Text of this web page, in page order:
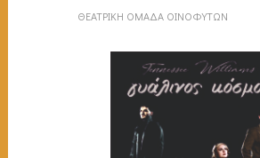
ΘΕΑΤΡΙΚΗ ΟΜΑΔΑ ΟΙΝΟΦΥΤΩΝ